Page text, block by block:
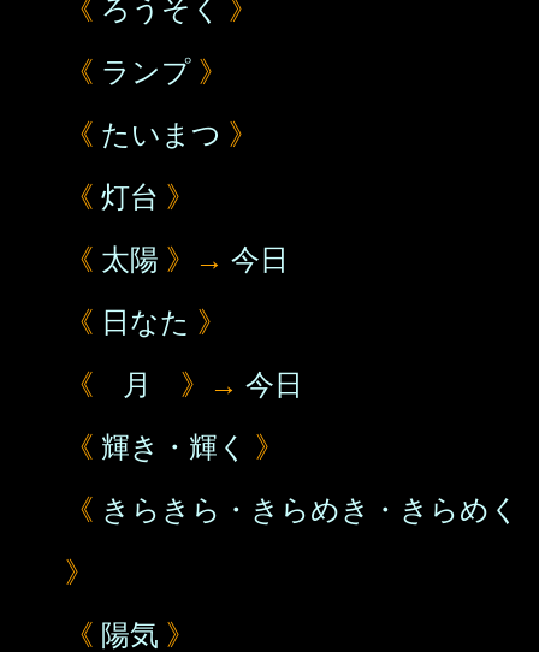
《 ろうそく
》
《 ランプ 》
《 たいまつ 》
《 灯台 》
《 太陽 》→ 今日
《 日なた 》
《 月 》→ 今日
《 輝き・輝く
》
《 きらきら・きらめき・きらめく
》
《 陽気 》